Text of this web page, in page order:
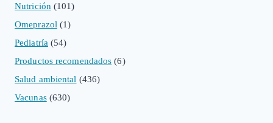
Nutrición (101)
Omeprazol (1)
Pediatría (54)
Productos recomendados (6)
Salud ambiental (436)
Vacunas(630)